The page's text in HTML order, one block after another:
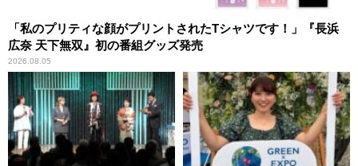
「私のプリティな顔がプリントされたTシャツです！」『長浜
広奈 天下無双』初の番組グッズ発売
2026.08.05